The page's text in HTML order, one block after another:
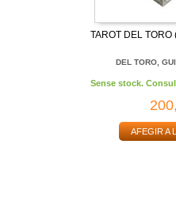
TAROT DEL TORO
DEL TORO,
Sense stock.
AFEGIR A